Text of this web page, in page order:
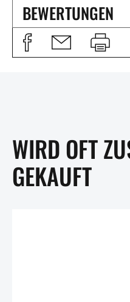
BEWERTUNGEN
WIRD OFT
GEKAUFT